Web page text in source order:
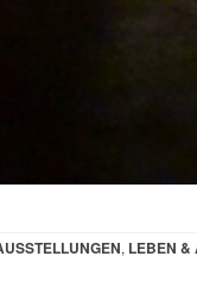
, LEBEN &